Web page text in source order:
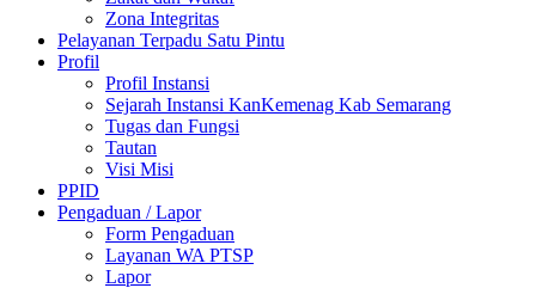
Zona Integritas
Pelayanan Terpadu Satu Pintu
Profil
Profil Instansi
Sejarah Instansi KanKemenag Kab Semarang
Tugas dan Fungsi
Tautan
Visi Misi
PPID
Pengaduan / Lapor
Form Pengaduan
Layanan WA PTSP
Lapor